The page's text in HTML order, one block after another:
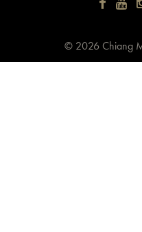
© 2026 Chiang